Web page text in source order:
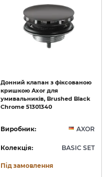
Донний клапан з фіксованою
кришкою Axor для
умивальників, Brushed Black
Chrome 51301340
Виробник: AXOR
Колекція: BASIC SET
Під замовлення